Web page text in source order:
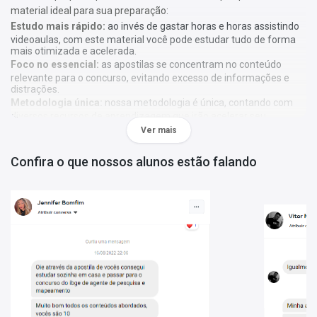
material ideal para sua preparação:
Estudo mais rápido: ao invés de gastar horas e horas assistindo
videoaulas, com este material você pode estudar tudo de forma
mais otimizada e acelerada.
Foco no essencial: as apostilas se concentram no conteúdo
relevante para o concurso, evitando excesso de informações e
distrações.
Metodologia única:
nossa metodologia é única, contando com
diversos recursos de aprendizagem que irão acelerar seu
aprendizado, gráficos, tabelas e destaques do que é mais
importante e conteúdo direto ao ponto.
AApostila Prefeitura de São Sebastião do Alto - RJ 2023 -
com larga experiência em concursos.
Apostila com todo o conteúdo teórico necessário para sua
Questões gabaritadas de acordo com o perfil da sua prova;
Tabelas, gráficos e outros recursos visuais para facilitar seu
aprendizado;
Bônus: curso online Básico para Concursos (abaixo mais
detalhes).
Ver mais
Confira o que nossos alunos estão falando